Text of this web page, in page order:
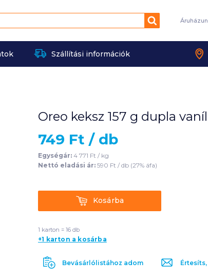
Keresés
Szállítási információk
Oreo keksz 157 g dupla
749 Ft / db
Egységár: 4 771 Ft / kg
Nettó eladási ár: 590 Ft / db (27% áfa)
KosárbaKosárba
1 karton = 16 db
+1 karton a kosárba
Bevásárlólistához adom